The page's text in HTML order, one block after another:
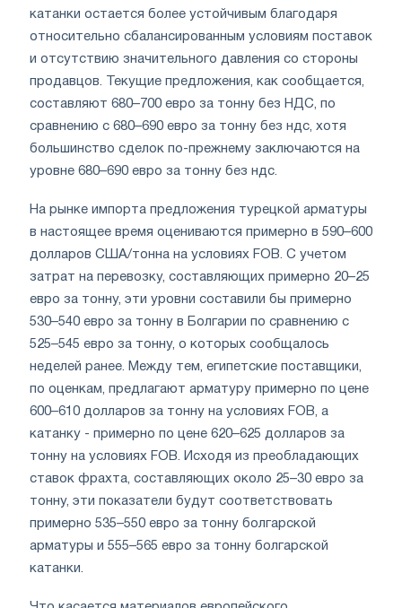
катанки остается более устойчивым благодаря
относительно сбалансированным условиям поставок
и отсутствию значительного давления со стороны
продавцов. Текущие предложения, как сообщается,
составляют 680–700 евро за тонну без НДС, по
сравнению с 680–690 евро за тонну без ндс, хотя
большинство сделок по-прежнему заключаются на
уровне 680–690 евро за тонну без ндс.
На рынке импорта предложения турецкой арматуры
в настоящее время оцениваются примерно в 590–600
долларов США/тонна на условиях FOB. С учетом
затрат на перевозку, составляющих примерно 20–25
евро за тонну, эти уровни составили бы примерно
530–540 евро за тонну в Болгарии по сравнению с
525–545 евро за тонну, о которых сообщалось
неделей ранее. Между тем, египетские поставщики,
по оценкам, предлагают арматуру примерно по цене
600–610 долларов за тонну на условиях FOB, а
катанку - примерно по цене 620–625 долларов за
тонну на условиях FOB. Исходя из преобладающих
ставок фрахта, составляющих около 25–30 евро за
тонну, эти показатели будут соответствовать
примерно 535–550 евро за тонну болгарской
арматуры и 555–565 евро за тонну болгарской
катанки.